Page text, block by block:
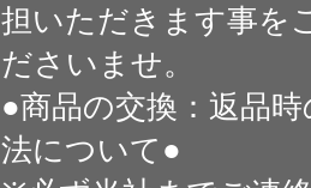
担いただきます事を
ださいませ。
●商品の交換：返品
法について●